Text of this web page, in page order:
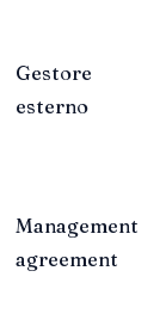
Gestore
esterno
Management
agreement